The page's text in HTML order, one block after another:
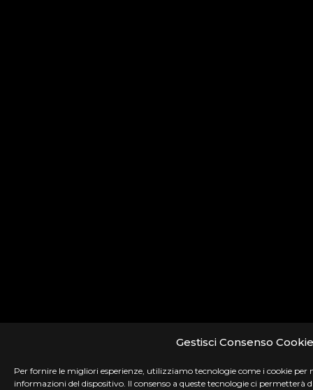
Gestisci Consenso Cookie
Per fornire le migliori esperienze, utilizziamo tecnologie come i cookie per
informazioni del dispositivo. Il consenso a queste tecnologie ci